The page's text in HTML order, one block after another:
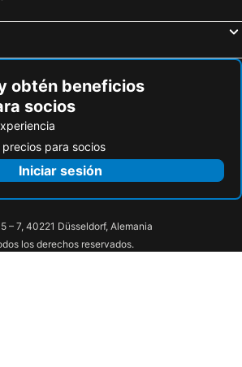
obtén beneficios
socios
para socios
Iniciar sesión
– 7, 40221 Düsseldorf, Alemania
los derechos reservados.